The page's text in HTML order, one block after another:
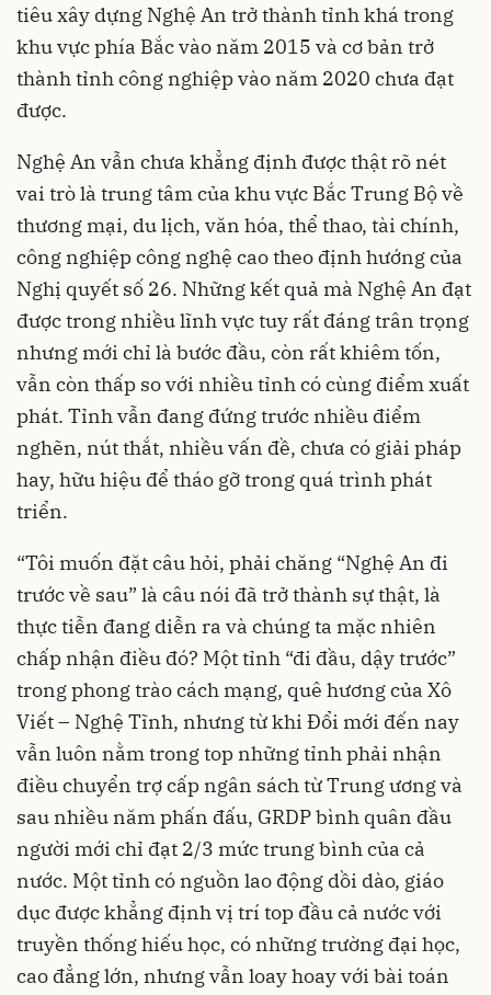
tiêu xây dựng Nghệ An trở thành tỉnh khá trong
khu vực phía Bắc vào năm 2015 và cơ bản trở
thành tỉnh công nghiệp vào năm 2020 chưa đạt
được.
Nghệ An vẫn chưa khẳng định được thật rõ nét
vai trò là trung tâm của khu vực Bắc Trung Bộ về
thương mại, du lịch, văn hóa, thể thao, tài chính,
công nghiệp công nghệ cao theo định hướng của
Nghị quyết số 26. Những kết quả mà Nghệ An đạt
được trong nhiều lĩnh vực tuy rất đáng trân trọng
nhưng mới chỉ là bước đầu, còn rất khiêm tốn,
vẫn còn thấp so với nhiều tỉnh có cùng điểm xuất
phát. Tỉnh vẫn đang đứng trước nhiều điểm
nghẽn, nút thắt, nhiều vấn đề, chưa có giải pháp
hay, hữu hiệu để tháo gỡ trong quá trình phát
triển.
“Tôi muốn đặt câu hỏi, phải chăng “Nghệ An đi
trước về sau” là câu nói đã trở thành sự thật, là
thực tiễn đang diễn ra và chúng ta mặc nhiên
chấp nhận điều đó? Một tỉnh “đi đầu, dậy trước”
trong phong trào cách mạng, quê hương của Xô
Viết – Nghệ Tĩnh, nhưng từ khi Đổi mới đến nay
vẫn luôn nằm trong top những tỉnh phải nhận
điều chuyển trợ cấp ngân sách từ Trung ương và
sau nhiều năm phấn đấu, GRDP bình quân đầu
người mới chỉ đạt 2/3 mức trung bình của cả
nước. Một tỉnh có nguồn lao động dồi dào, giáo
dục được khẳng định vị trí top đầu cả nước với
truyền thống hiếu học, có những trường đại học,
cao đẳng lớn, nhưng vẫn loay hoay với bài toán